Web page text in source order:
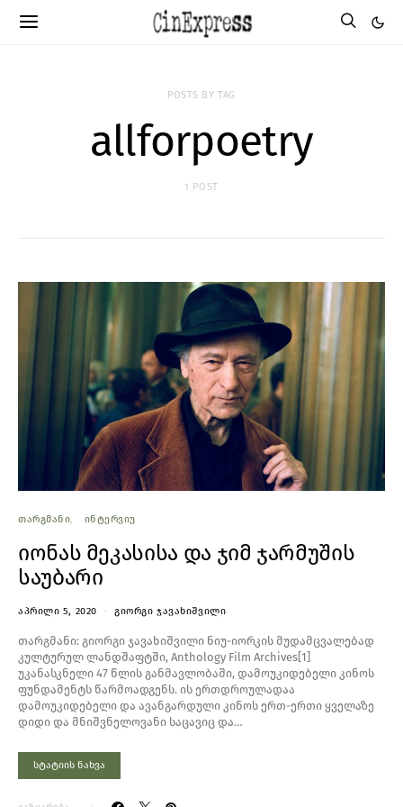
POSTS BY TAG
allforpoetry
1 POST
ᲗᲐᲠᲒᲛᲐᲜᲘ ᲘᲜᲢᲔᲠᲕᲘᲣ
იონას მეკასისა და ჯიმ ჯარმუშის
საუბარი
ᲐᲞᲠᲘᲚᲘ 5, 2020 ᲒᲘᲝᲠᲒᲘ ᲯᲐᲕᲐᲮᲘᲨᲕᲘᲚᲘ
თარგმანი: გიორგი ჯავახიშვილი ნიუ-იორკის მუდამცვალებად
კულტურულ ლანდშაფტში, Anthology Film Archives[1]
უკანასკნელი 47 წლის განმავლობაში, დამოუკიდებელი კინოს
ფუნდამენტს წარმოადგენს. ის ერთდროულადაა
დამოუკიდებელი და ავანგარდული კინოს ერთ-ერთი ყველაზე
დიდი და მნიშვნელოვანი საცავიც და…
სტატიის ნახვა